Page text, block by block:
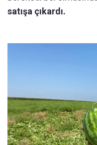
satışa çıkardı.